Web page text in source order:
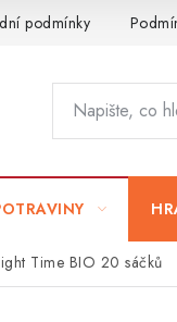
podmínky
Time BIO 20 sáčků